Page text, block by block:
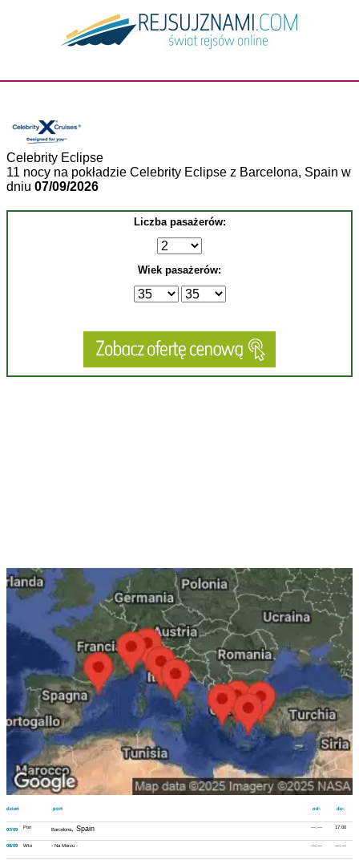
Celebrity Eclipse
11 nocy na pokładzie Celebrity Eclipse z Barcelona, Spain w
dniu 07/09/2026
Liczba pasażerów:
Wiek pasażerów:
dzień port do:
od:
17:00
---:---
07/09 Pon Barcelona, Spain
---:---
---:---
08/09 Wto - Na Morzu -